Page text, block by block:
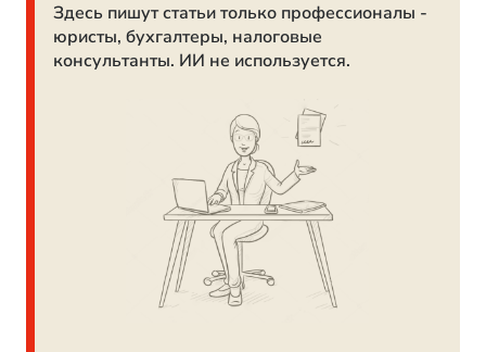
Здесь пишут статьи только профессионалы -
юристы, бухгалтеры, налоговые
консультанты. ИИ не используется.